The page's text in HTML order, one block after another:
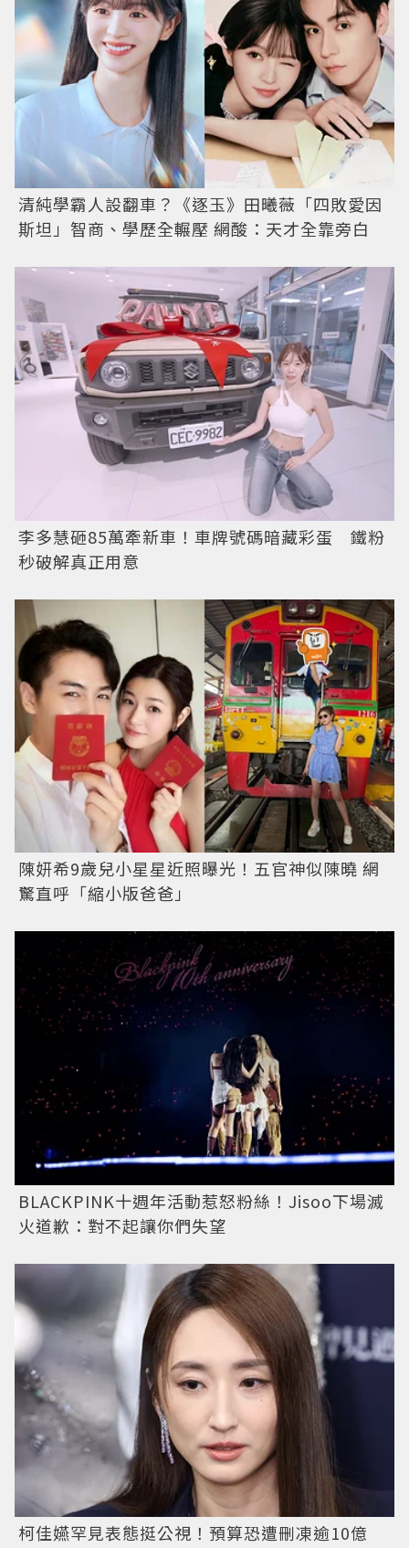
清純學霸人設翻車？《逐玉》田曦薇「四敗愛因
斯坦」智商、學歷全輾壓 網酸：天才全靠旁白
李多慧砸85萬牽新車！車牌號碼暗藏彩蛋 鐵粉
秒破解真正用意
陳妍希9歲兒小星星近照曝光！五官神似陳曉 網
驚直呼「縮小版爸爸」
BLACKPINK十週年活動惹怒粉絲！Jisoo下場滅
火道歉：對不起讓你們失望
柯佳嬿罕見表態挺公視！預算恐遭刪凍逾10億